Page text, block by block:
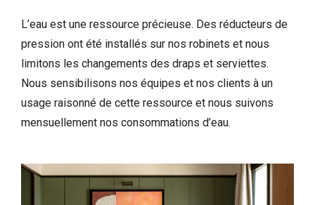
L’eau est une ressource précieuse. Des réducteurs de
pression ont été installés sur nos robinets et nous
limitons les changements des draps et serviettes.
Nous sensibilisons nos équipes et nos clients à un
usage raisonné de cette ressource et nous suivons
mensuellement nos consommations d’eau.